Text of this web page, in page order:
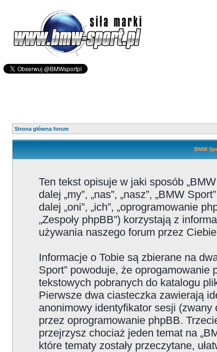
Strona główna forum
BMW
Ten tekst opisuje w jaki sposób
dalej „my”, „nas”, „nasz”, „BMW
dalej „oni”, „ich”, „oprogramowanie
„Zespoły phpBB”) korzystają z
używania naszego forum przez
Informacje o Tobie są zbierane na
Sport” powoduje, że oprogamowanie
tekstowych pobranych do katalogu
Pierwsze dwa ciasteczka zawierają
anonimowy identyfikator sesji (zwany
przez oprogramowanie phpBB.
przejrzysz chociaż jeden temat na
które tematy zostały przeczytane,